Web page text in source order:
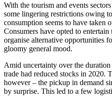
With the tourism and events
some lingering restrictions owing
consumption seems to have taken
Consumers have opted to
organise alternative opportunities
gloomy general mood.
Amid uncertainty over the
trade had reduced stocks in 2020.
however – the pickup in demand
by surprise. This led to a few